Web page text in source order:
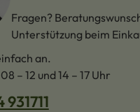
Fragen?
Unterstützung beim
an.
– 12 und 14 – 17 Uhr